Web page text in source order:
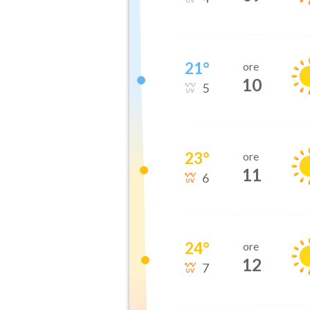
21°
5
ore
10
23°
6
ore
11
24°
7
ore
12